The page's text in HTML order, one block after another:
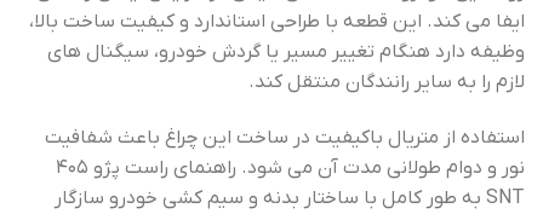
ایفا می کند. این قطعه با طراحی استاندارد و کیفیت ساخت بالا،
وظیفه دارد هنگام تغییر مسیر یا گردش خودرو، سیگنال های
لازم را به سایر رانندگان منتقل کند.
استفاده از متریال باکیفیت در ساخت این چراغ باعث شفافیت
نور و دوام طولانی مدت آن می شود. راهنمای راست پژو 405
SNT به طور کامل با ساختار بدنه و سیم کشی خودرو سازگار